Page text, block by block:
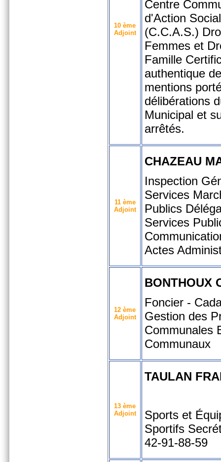
10 ème
Adjoint
Centre
d'Action
(C.C.A.S.)
Femmes et
Famille
authentique
mentions
délibérations
Municipal et
arrêtés.
11 ème
Adjoint
CHAZEAU
Inspection
Services
Publics
Services
Actes
12 ème
Adjoint
BONTHOUX
Foncier -
Gestion des
Communales
Communaux
13 ème
Adjoint
TAULAN
Sports et
Sportifs
42-91-88-59